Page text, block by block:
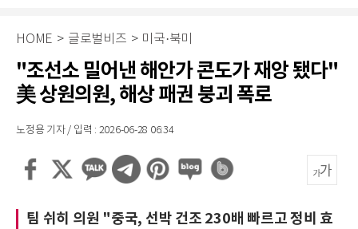
HOME > 글로벌비즈 > 미국·북미
"조선소 밀어낸 해안가 콘도가 재앙 됐다"
美 상원의원, 해상 패권 붕괴 폭로
노정용 기자 / 입력 : 2026-06-28 06:34
팀 쉬히 의원 "중국, 선박 건조 230배 빠르고 정비 효